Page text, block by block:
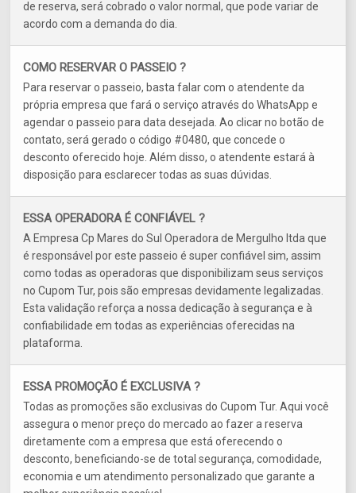
de reserva, será cobrado o valor normal, que pode variar de
acordo com a demanda do dia.
COMO RESERVAR O PASSEIO ?
Para reservar o passeio, basta falar com o atendente da
própria empresa que fará o serviço através do WhatsApp e
agendar o passeio para data desejada. Ao clicar no botão de
contato, será gerado o código #0480, que concede o
desconto oferecido hoje. Além disso, o atendente estará à
disposição para esclarecer todas as suas dúvidas.
ESSA OPERADORA É CONFIÁVEL ?
A Empresa Cp Mares do Sul Operadora de Mergulho ltda que
é responsável por este passeio é super confiável sim, assim
como todas as operadoras que disponibilizam seus serviços
no Cupom Tur, pois são empresas devidamente legalizadas.
Esta validação reforça a nossa dedicação à segurança e à
confiabilidade em todas as experiências oferecidas na
plataforma.
ESSA PROMOÇÃO É EXCLUSIVA ?
Todas as promoções são exclusivas do Cupom Tur. Aqui você
assegura o menor preço do mercado ao fazer a reserva
diretamente com a empresa que está oferecendo o
desconto, beneficiando-se de total segurança, comodidade,
economia e um atendimento personalizado que garante a